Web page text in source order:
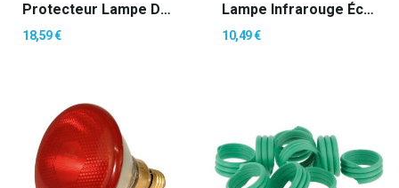
Protecteur Lampe De Chauffage Avec Câble 2,50m
18,59 €
Lampe Infrarouge Économique 175W Rouge
10,49 €